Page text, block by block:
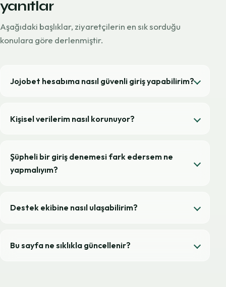
yanıtlar
Aşağıdaki başlıklar, ziyaretçilerin en sık sorduğu
konulara göre derlenmiştir.
Jojobet hesabıma nasıl güvenli giriş yapabilirim?
Kişisel verilerim nasıl korunuyor?
Şüpheli bir giriş denemesi fark edersem ne
yapmalıyım?
Destek ekibine nasıl ulaşabilirim?
Bu sayfa ne sıklıkla güncellenir?